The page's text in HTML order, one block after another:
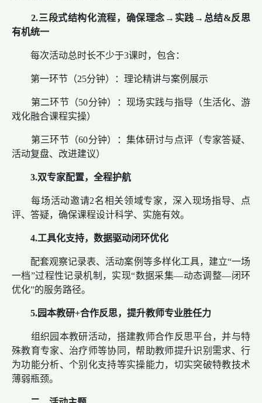
2.三段式结构化流程，确保理念→ 实践 → 总结&反思
有机统一
每次活动总时长不少于3课时，包含：
第一环节（25分钟）：理论精讲与案例展示
第二环节（50分钟）：现场实践与指导（生活化、游
戏化融合课程实操）
第三环节（60分钟）：集体研讨与点评（专家答疑、
活动复盘、改进建议）
3.双专家配置，全程护航
每场活动邀请2名相关领域专家，深入现场指导、点
评、答疑，确保课程设计科学、实施有效。
4.工具化支持，数据驱动闭环优化
配套观察记录表、活动案例等多样化工具，建立“一场
一档”过程性记录机制，实现“数据采集—动态调整—闭环
优化”的服务路径。
5.园本教研+合作反思，提升教师专业胜任力
组织园本教研活动，搭建教师合作反思平台，并与特
殊教育专家、治疗师等协同，帮助教师提升识别需求、行
为功能分析、个别化支持等实操能力，切实突破特教技术
薄弱瓶颈。